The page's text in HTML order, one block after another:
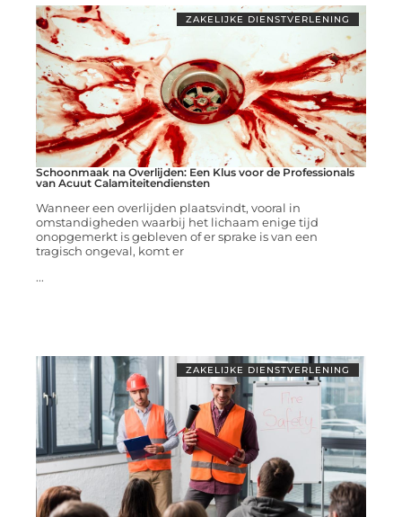
ZAKELIJKE DIENSTVERLENING
Schoonmaak na Overlijden: Een Klus voor de Professionals
van Acuut Calamiteitendiensten
Wanneer een overlijden plaatsvindt, vooral in
omstandigheden waarbij het lichaam enige tijd
onopgemerkt is gebleven of er sprake is van een
tragisch ongeval, komt er
...
ZAKELIJKE DIENSTVERLENING